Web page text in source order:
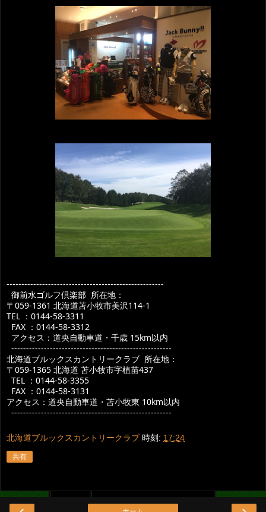
-----------------------------------------------------
御前水ゴルフ倶楽部 所在地：
〒059-1361 北海道苫小牧市美沢114-1
TEL ：0144-58-3311
FAX ：0144-58-3312
アクセス：道央自動車道・千歳 15km以内
------------------------------------------------------
北海道ブルックスカントリークラブ 所在地：
〒059-1365 北海道 苫小牧市字植苗437
TEL ：0144-58-3355
FAX ：0144-58-3131
アクセス：道央自動車道・苫小牧東 10km以内
------------------------------------------------------
北海道ブルックスカントリークラブ 時刻: 17:24
共有